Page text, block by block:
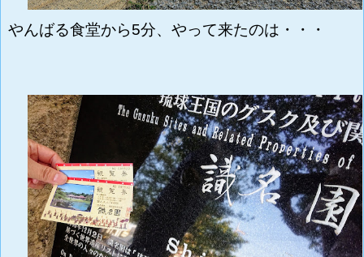
やんばる食堂から5分、やって来たのは・・・